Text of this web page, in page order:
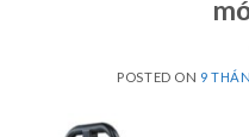
POSTED ON 9